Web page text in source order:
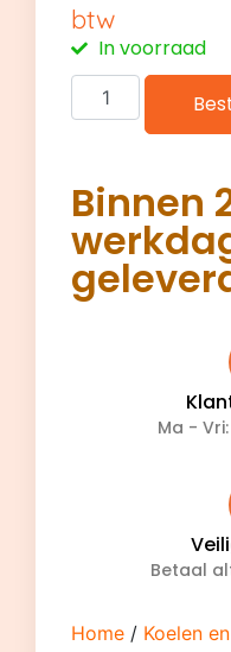
btw
In voorraad
Binnen
Ma -
Betaal
Home / Koelen